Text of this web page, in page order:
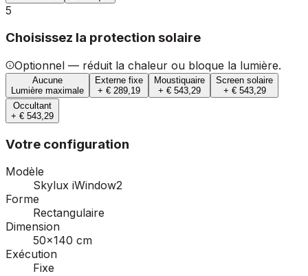
5
Choisissez la protection solaire
Optionnel — réduit la chaleur ou bloque la lumière.
Aucune
Lumière maximale
Externe fixe
+ € 289,19
Moustiquaire
+ € 543,29
Screen solaire
+ € 543,29
Occultant
+ € 543,29
Votre configuration
Modèle
Skylux iWindow2
Forme
Rectangulaire
Dimension
50×140 cm
Exécution
Fixe